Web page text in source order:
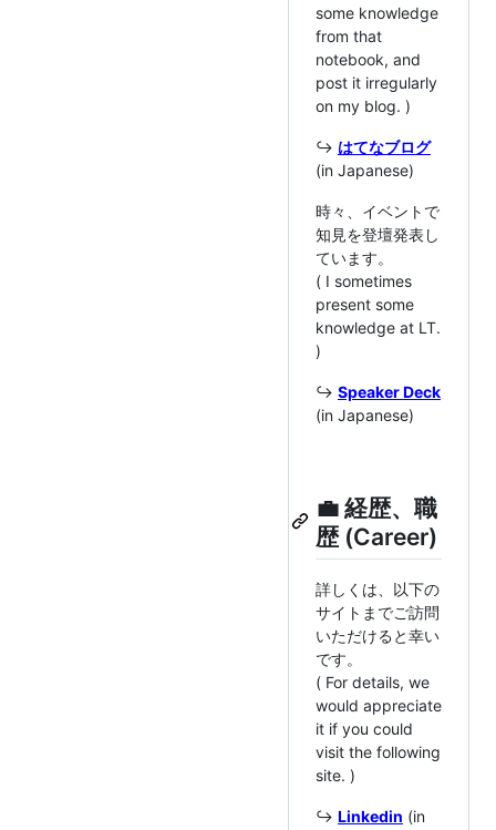
some knowledge
from that
notebook, and
post it irregularly
on my blog. )
↪️ はてなブログ
(in Japanese)
時々、イベントで
知見を登壇発表し
ています。
( I sometimes
present some
knowledge at LT.
)
↪️ Speaker Deck
(in Japanese)
💼 経歴、職
歴 (Career)
詳しくは、以下の
サイトまでご訪問
いただけると幸い
です。
( For details, we
would appreciate
it if you could
visit the following
site. )
↪️ Linkedin (in